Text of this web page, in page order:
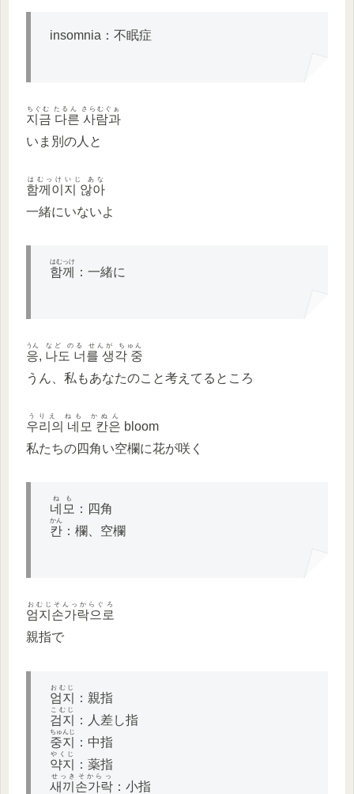
insomnia：不眠症
지금 다른 사람과
ちぐむ たるん さらむぐぁ
いま別の人と
함께이지 않아
はむっけいじ あな
一緒にいないよ
함께
はむっけ
：一緒に
응
うん
, 나도 너를 생각 중
など のる せんが ちゅん
うん、私もあなたのこと考えてるところ
우리의 네모 칸은
うりえ ねも かぬん
bloom
私たちの四角い空欄に花が咲く
네모
ねも
：四角
칸
かん
：欄、空欄
엄지손가락으로
おむじそんっからぐろ
親指で
엄지
おむじ
：親指
검지
こむじ
：人差し指
중지
ちゅんじ
：中指
약지
やくじ
：薬指
새끼손가락
せっきそからっ
：小指